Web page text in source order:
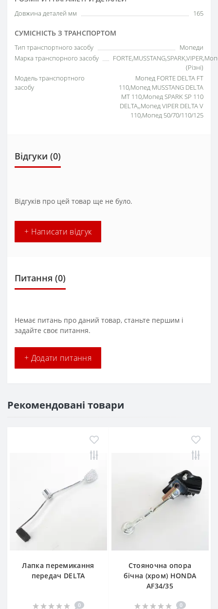
Довжина деталей мм 165
СУМІСНІСТЬ З ТРАНСПОРТОМ
Тип транспортного засобу
Мопеди
Марка транспорного засобу
(Різні)
Модель транспортного
засобу
Мопед FORTE DELTA FT
110,Мопед MUSSTANG DELTA
MT 110,Мопед SPARK SP 110
DELTA,,Мопед VIPER DELTA V
110,Мопед 50/70/110/125
Відгуки (0)
Відгуків про цей товар ще не було.
+ Написати відгук
Питання (0)
Немає питань про даний товар, станьте першим і
задайте своє питання.
+ Додати питання
Рекомендовані товари
Лапка перемикання
передач DELTA
0
Стояночна опора
бічна (хром) HONDA
AF34/35
0